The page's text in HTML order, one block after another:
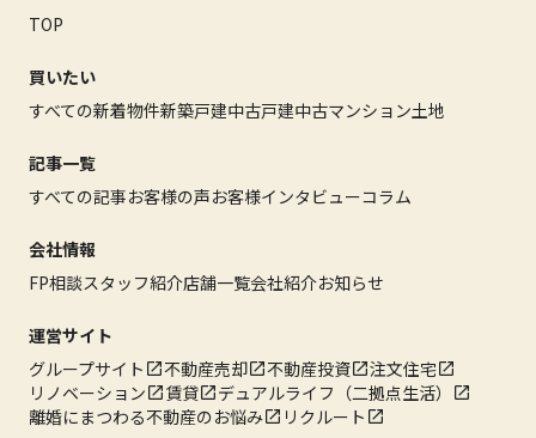
TOP
買いたい
すべての新着物件新築戸建中古戸建中古マンション土地
記事一覧
すべての記事お客様の声お客様インタビューコラム
会社情報
FP相談スタッフ紹介店舗一覧会社紹介お知らせ
運営サイト
グループサイト
不動産売却 不動産投資
注文住宅
リノベーション
賃貸
デュアルライフ（二拠点生活）
離婚にまつわる不動産のお悩み
リクルート